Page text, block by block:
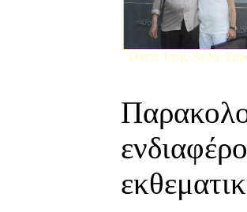
Dieter Jung, Ανδρ.